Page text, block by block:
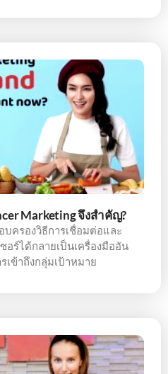
Marketing จึงสำคัญ?
ครองวิธีการเชื่อมต่อและ
อร์ได้กลายเป็นเครื่องมืออัน
เข้าถึงกลุ่มเป้าหมาย